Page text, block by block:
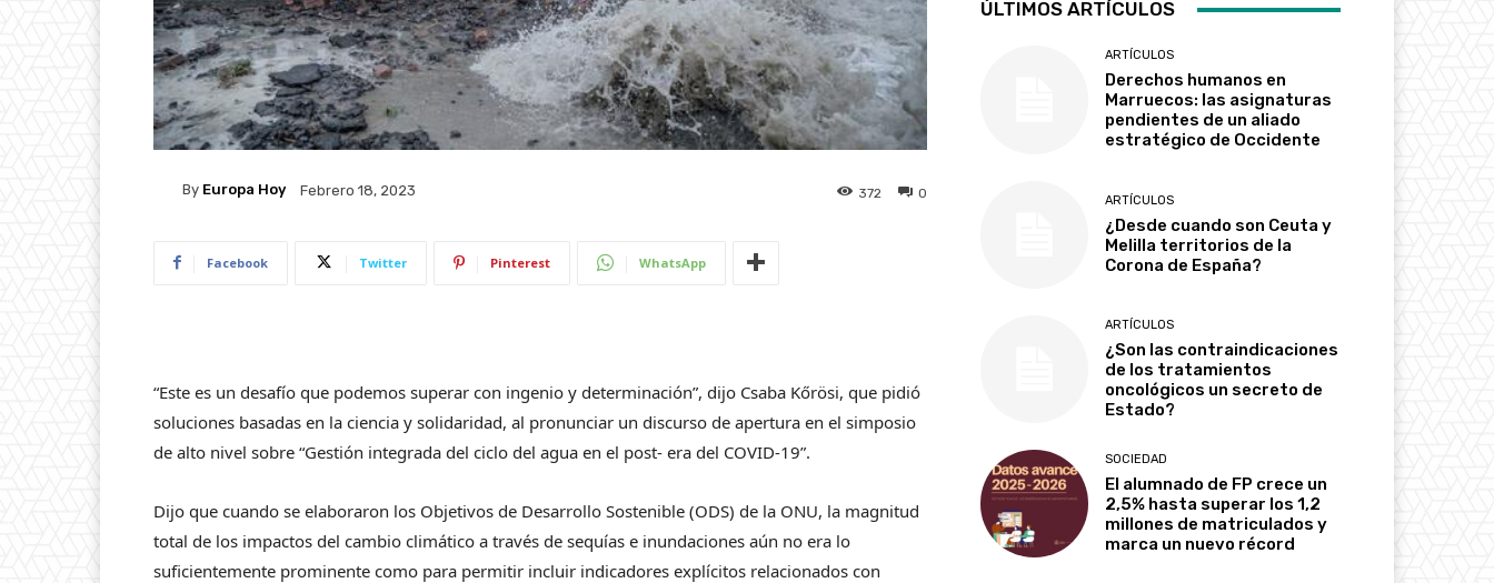
By Europa Hoy Febrero 18, 2023 0
372
Facebook Twitter Pinterest WhatsApp
“Este es un desafío que podemos superar con ingenio y determinación”, dijo Csaba Kőrösi, que pidió
soluciones basadas en la ciencia y solidaridad, al pronunciar un discurso de apertura en el simposio
de alto nivel sobre “Gestión integrada del ciclo del agua en el post- era del COVID-19”.
Dijo que cuando se elaboraron los Objetivos de Desarrollo Sostenible (ODS) de la ONU, la magnitud
total de los impactos del cambio climático a través de sequías e inundaciones aún no era lo
suficientemente prominente como para permitir incluir indicadores explícitos relacionados con
ÚLTIMOS ARTÍCULOS
ARTÍCULOS
Derechos humanos en
Marruecos: las asignaturas
pendientes de un aliado
estratégico de Occidente
ARTÍCULOS
¿Desde cuando son Ceuta y
Melilla territorios de la
Corona de España?
ARTÍCULOS
¿Son las contraindicaciones
de los tratamientos
oncológicos un secreto de
Estado?
SOCIEDAD
El alumnado de FP crece un
2,5% hasta superar los 1,2
millones de matriculados y
marca un nuevo récord